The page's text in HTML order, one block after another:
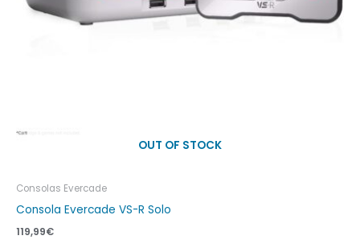
OUT OF STOCK
Consolas Evercade
Consola Evercade VS-R Solo
119,99€